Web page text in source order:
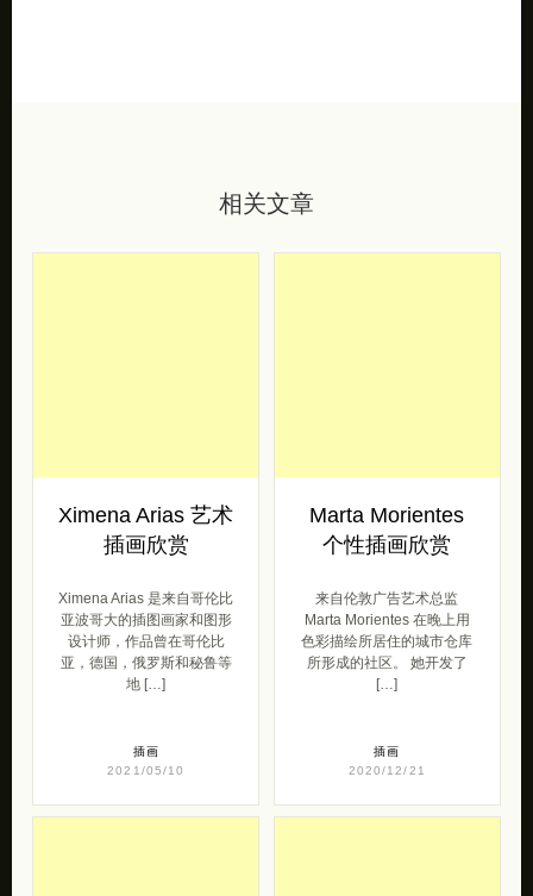
相关文章
Ximena Arias 艺术
插画欣赏
Ximena Arias 是来自哥伦比
亚波哥大的插图画家和图形
设计师，作品曾在哥伦比
亚，德国，俄罗斯和秘鲁等
地 […]
插画
2021/05/10
Marta Morientes
个性插画欣赏
来自伦敦广告艺术总监
Marta Morientes 在晚上用
色彩描绘所居住的城市仓库
所形成的社区。 她开发了
[…]
插画
2020/12/21